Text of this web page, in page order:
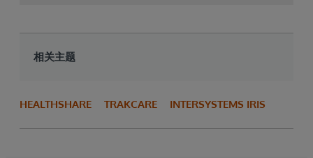
相关主题
HEALTHSHARE TRAKCARE INTERSYSTEMS IRIS